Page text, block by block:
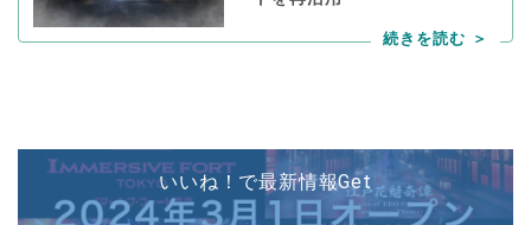
いいね！で最新情報Get